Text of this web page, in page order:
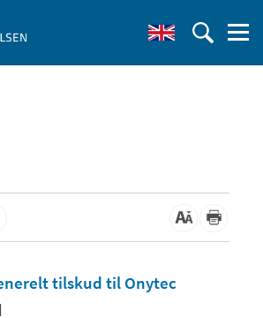
tilskud til Onytec
|